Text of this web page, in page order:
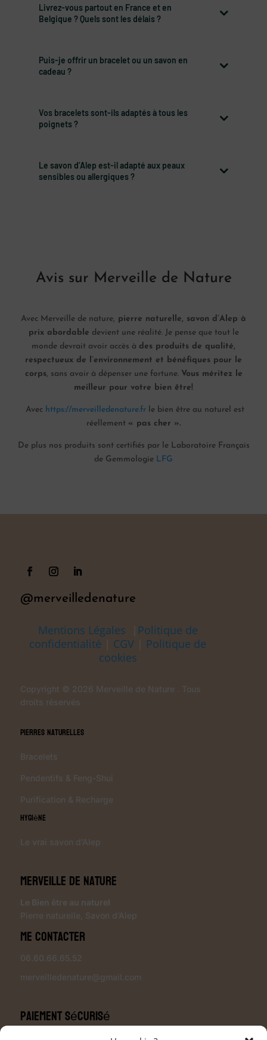
Livrez-vous partout en France et en
Belgique ? Quels sont les délais ?
Puis-je offrir un bracelet ou un savon en
cadeau ?
Vos bracelets sont-ils adaptés à tous les
poignets ?
Le savon d’Alep est-il adapté aux peaux
sensibles ou allergiques ?
Avis sur Merveille de Nature
Avec Merveille de nature, pierre naturelle, savon d’Alep à
prix abordable devient une réalité. Je pense que tout le
monde devrait avoir accès à des produits de qualité,
respectueux de l’environnement et bénéfiques pour le
corps, sans avoir à dépenser une fortune. Vous méritez le
meilleur pour votre bien être!
Avec https://merveilledenature.frle bien être au naturel est
réellement « pas cher ».
De plus nos produits sont certifiés par le Laboratoire Français
de Gemmologie LFG
@merveilledenature
Mentions Légales
Politique de
confidentialité
CGV
Politique de
cookies
Copyright © 2026 Merveille de Nature . Tous
droits réservés
Pierres Naturelles
Bracelets
Pendentifs & Feng-Shui
Purification & Recharge
Hygiène
Le vrai savon d’Alep
Merveille de Nature
Le Bien être au naturel
Pierre naturelle Savon d’Alep
Me contacter
06.60.66.65.52
merveilledenature@gmail.com
Paiement sécurisé